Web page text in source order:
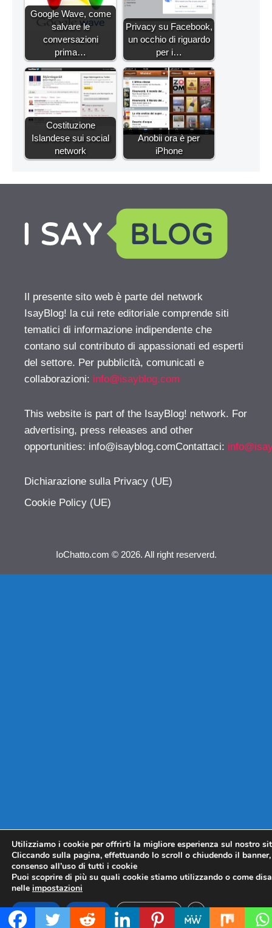
Google Wave, come
salvare le
conversazioni
prima…
Privacy su Facebook,
un occhio di riguardo
per i…
Costituzione
Islandese sui social
network
Anobii ora è per
iPhone
Il presente sito web è parte del network
IsayBlog! la cui rete editoriale comprende siti
tematici di informazione indipendente che
contano sul contributo di appassionati ed esperti
del settore. Per pubblicità, comunicati e
collaborazioni: info@isayblog.com
This website is part of the IsayBlog! network. For
advertising, press releases and other
opportunities: info@isayblog.comContattaci:
Dichiarazione sulla Privacy (UE)
Cookie Policy (UE)
IoChatto.com © 2026. All right reserverd.
Utilizziamo i cookie per offrirti la migliore esperienza sul nostro
Cliccando sulla pagina, effettuando lo scroll o chiudendo il
consenso all’uso di tutti i cookie
Puoi scoprire di più su quali cookie stiamo utilizzando o come
nelle impostazioni
Accetta Rifiuta Impostazioni CLOSE GDPR